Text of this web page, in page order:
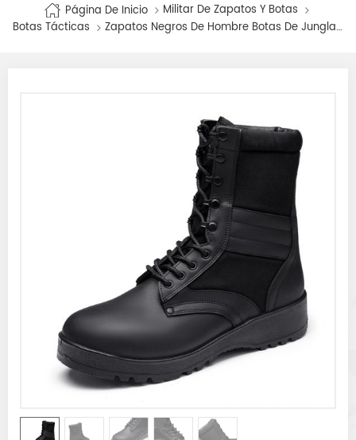
Página De Inicio
Militar De Zapatos Y Botas
Botas Tácticas
Zapatos Negros De Hombre Botas De Jungla De Combate Militar De Cuero Genuino